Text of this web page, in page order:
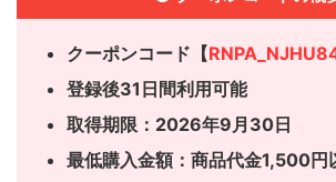
クーポンコード【
登録後31日間利用可能
取得期限：2026年9月30日
最低購入金額：商品代金1,500円